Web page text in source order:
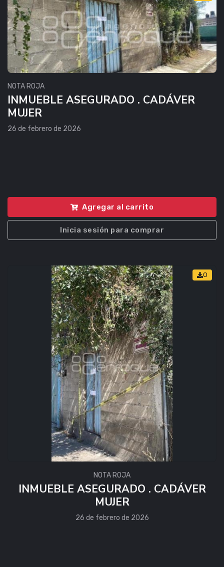
NOTA ROJA
INMUEBLE ASEGURADO . CADÁVER
MUJER
26 de febrero de 2026
Agregar al carrito
Inicia sesión para comprar
0
NOTA ROJA
INMUEBLE ASEGURADO . CADÁVER
MUJER
26 de febrero de 2026